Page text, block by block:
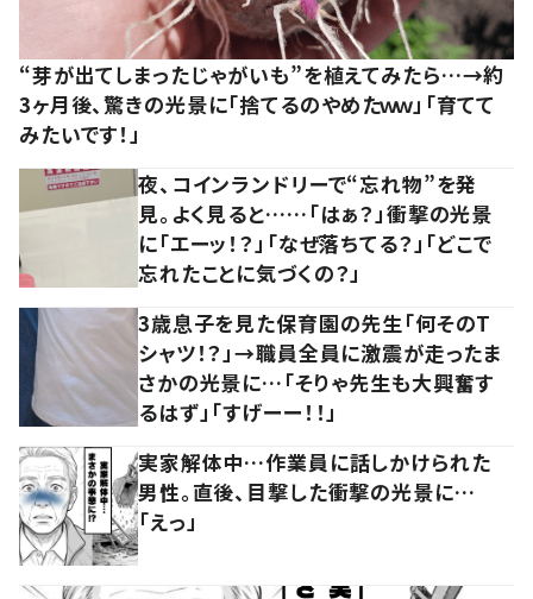
“芽が出てしまったじゃがいも”を植えてみたら…→約
3ヶ月後、驚きの光景に「捨てるのやめたｗｗ」「育てて
みたいです！」
夜、コインランドリーで“忘れ物”を発
見。よく見ると……「はぁ？」衝撃の光景
に「エーッ！？」「なぜ落ちてる？」「どこで
忘れたことに気づくの？」
3歳息子を見た保育園の先生「何そのT
シャツ！？」→職員全員に激震が走ったま
さかの光景に…「そりゃ先生も大興奮す
るはず」「すげーー！！」
実家解体中…作業員に話しかけられた
男性。直後、目撃した衝撃の光景に…
「えっ」